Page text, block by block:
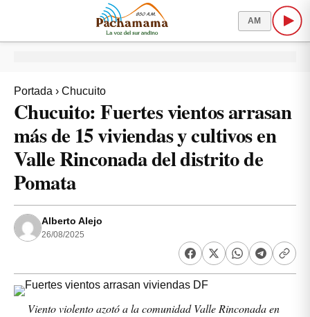
AM
Portada › Chucuito
Chucuito: Fuertes vientos arrasan
más de 15 viviendas y cultivos en
Valle Rinconada del distrito de
Pomata
Alberto Alejo
26/08/2025
Viento violento azotó a la comunidad Valle Rinconada en